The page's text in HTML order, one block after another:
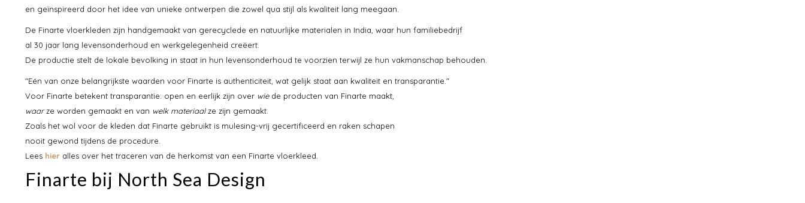
en geïnspireerd door het idee van unieke ontwerpen die zowel qua stijl als kwaliteit lang meegaan.
De Finarte vloerkleden zijn handgemaakt van gerecyclede en natuurlijke materialen in India, waar hun familiebedrijf
al 30 jaar lang levensonderhoud en werkgelegenheid creëert.
De productie stelt de lokale bevolking in staat in hun levensonderhoud te voorzien terwijl ze hun vakmanschap behouden.
"Eén van onze belangrijkste waarden voor Finarte is authenticiteit, wat gelijk staat aan kwaliteit en transparantie."
Voor Finarte betekent transparantie: open en eerlijk zijn over wiede producten van Finarte maakt,
waarze worden gemaakt en van welk materiaalze zijn gemaakt.
Zoals het wol voor de kleden dat Finarte gebruikt is mulesing-vrij gecertificeerd en raken schapen
nooit gewond tijdens de procedure.
Lees hier alles over het traceren van de herkomst van een Finarte vloerkleed.
Finarte bij North Sea Design